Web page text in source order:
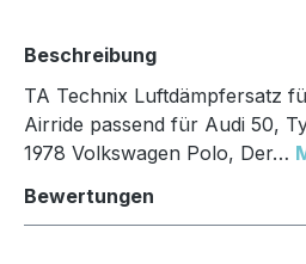
Beschreibung
TA Technix Luftdämpfersatz
Airride passend für Audi 50,
1978 Volkswagen Polo, Der…
Bewertungen